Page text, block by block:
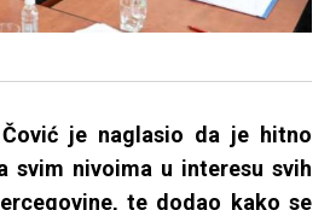
je naglasio da je hitno
svim nivoima u interesu svih
te dodao kako se